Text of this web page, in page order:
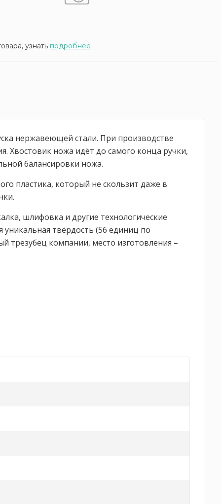
узнать подробнее
нержавеющей стали. При производстве
Хвостовик ножа идёт до самого конца ручки,
балансировки ножа.
пластика, который не скользит даже в
шлифовка и другие технологические
уникальная твёрдость (56 единиц по
трезубец компании, место изготовления –